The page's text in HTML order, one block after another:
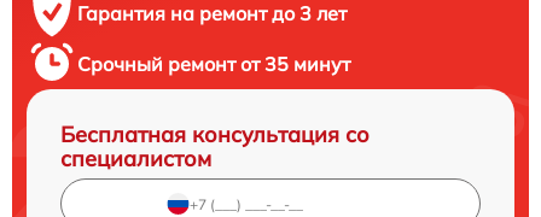
Гарантия на ремонт до 3 лет
Срочный ремонт от 35 минут
Бесплатная консультация со
специалистом